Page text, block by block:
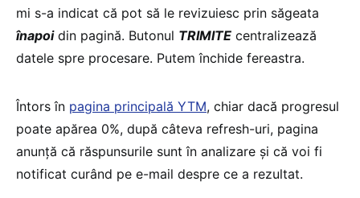
mi s-a indicat că pot să le revizuiesc prin săgeata
înapoidin pagină. Butonul TRIMITE centralizează
datele spre procesare. Putem închide fereastra.
Întors în pagina principală YTM, chiar dacă progresul
poate apărea 0%, după câteva refresh-uri, pagina
anunță că răspunsurile sunt în analizare și că voi fi
notificat curând pe e-mail despre ce a rezultat.